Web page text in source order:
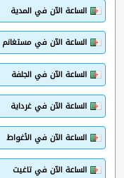
الساعة الآن في المدية
الساعة الآن في مستغانم
الساعة الآن في الجلفة
الساعة الآن في غرداية
الساعة الآن في الأغواط
الساعة الآن في تاغيت